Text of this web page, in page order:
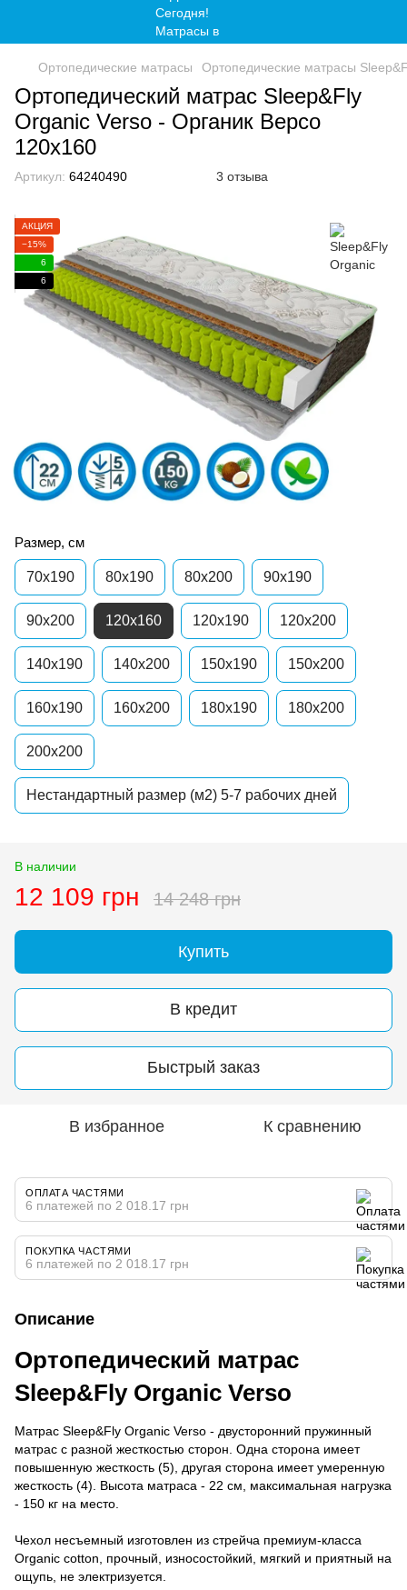
Ортопедические матрасы Ортопедические матрасы
Ортопедический матрас Sleep&Fly
Organic Verso - Органик Версо
120x160
Артикул: 64240490 3 отзыва
АКЦИЯ
−15%
6
6
Размер, см
70x190 80x190 80x200 90x190
90x200 120x160 120x190 120x200
140x190 140x200 150x190 150x200
160x190 160x200 180x190 180x200
200x200
Нестандартный размер (м2) 5-7 рабочих дней
В наличии
12 109 грн 14 248 грн
Купить
В кредит
Быстрый заказ
В избранное К сравнению
ОПЛАТА ЧАСТЯМИ
6 платежей по 2 018.17 грн
ПОКУПКА ЧАСТЯМИ
6 платежей по 2 018.17 грн
Описание
Ортопедический матрас
Sleep&Fly Organic Verso
Матрас Sleep&Fly Organic Verso - двусторонний пружинный
матрас с разной жесткостью сторон. Одна сторона имеет
повышенную жесткость (5), другая сторона имеет умеренную
жесткость (4). Высота матраса - 22 см, максимальная нагрузка
- 150 кг на место.
Чехол несъемный изготовлен из стрейча премиум-класса
Organic cotton, прочный, износостойкий, мягкий и приятный на
ощупь, не электризуется.